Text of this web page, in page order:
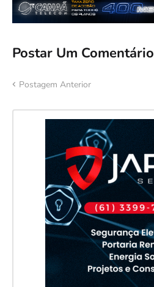
Postar Um Comentário
Postagem Anterior